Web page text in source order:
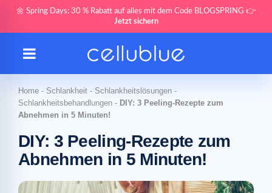
🌼 Spring Days: 30 % Rabatt auf alles mit dem Code BLOGSPRING 👉
Jetzt sichern
Home - Schlankheit - Schlankheitslösungen -
Schlankheitsbehandlungen - DIY: 3 Peeling-Rezepte zum
Abnehmen in 5 Minuten!
DIY: 3 Peeling-Rezepte zum
Abnehmen in 5 Minuten!